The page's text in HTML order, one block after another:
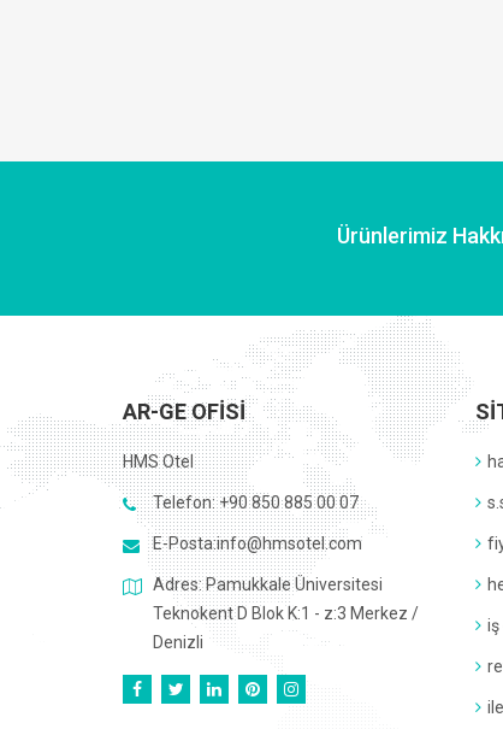
Ürünlerimiz
AR-GE OFISI
HMS Otel
Telefon: +90 850 885 00 07
E-Posta:info@hmsotel.com
Adres: Pamukkale Üniversitesi
Teknokent D Blok K:1 - z:3 Merkez /
Denizli
i̇ş